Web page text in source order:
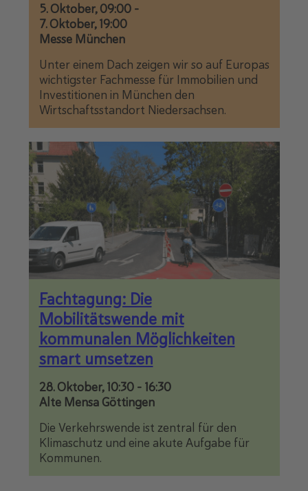
Unter einem Dach zeigen wir so auf Europas
wichtigster Fachmesse für Immobilien und
Investitionen in München den
Wirtschaftsstandort Niedersachsen.
5. Oktober, 09:00-
7. Oktober, 19:00
Messe München
Fachtagung: Die
Mobilitätswende mit
kommunalen Möglichkeiten
smart umsetzen
Die Verkehrswende ist zentral für den
Klimaschutz und eine akute Aufgabe für
Kommunen.
28. Oktober, 10:30- 16:30
Alte Mensa Göttingen